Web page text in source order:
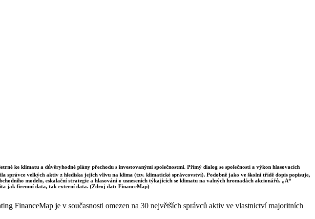
ke klimatu a důvěryhodné plány přechodu s investovanými společnostmi. Přímý dialog se společností a výkon hlasovacích
velkých aktiv z hlediska jejich vlivu na klima (tzv. klimatické správcovství). Podobně jako ve školní třídě dopis popisuje,
modelu, eskalační strategie a hlasování o usneseních týkajících se klimatu na valných hromadách akcionářů. „A“
jak firemní data, tak externí data. (Zdroj dat: FinanceMap)
FinanceMap je v současnosti omezen na 30 největších správců aktiv ve vlastnictví majoritních